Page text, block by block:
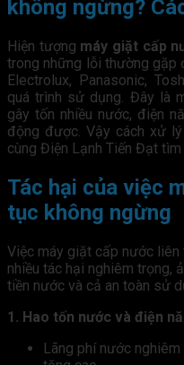
không ngừng?
Hiện tượng máy giặt cấp
trong những lỗi thường gặp
Electrolux, Panasonic,
quá trình sử dụng. Đây là
gây tốn nhiều nước, điện
động được. Vậy cách xử
cùng Điện Lạnh Tiến Đạt
Tác hại của việc
tục không ngừng
Việc máy giặt cấp nước liên
nhiều tác hại nghiêm trọng,
tiền nước và cả an toàn sử
1. Hao tốn nước và điện
Lãng phí nước